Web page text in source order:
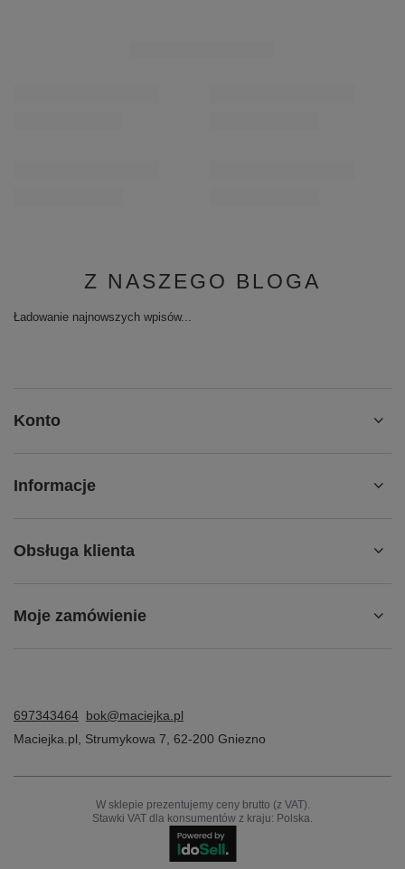
Z NASZEGO BLOGA
Ładowanie najnowszych wpisów...
Konto
Informacje
Obsługa klienta
Moje zamówienie
697343464 bok@maciejka.pl
Maciejka.pl
Strumykowa 7 62-200 Gniezno
W sklepie prezentujemy ceny brutto (z VAT).
Stawki VAT dla konsumentów z kraju: Polska